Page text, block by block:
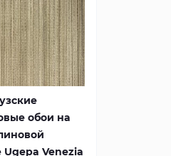
обои на
Ugepa Venezia